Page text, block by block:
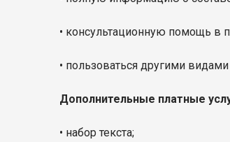
• консультационную помощь в
• пользоваться другими
Дополнительные платные
• набор текста;